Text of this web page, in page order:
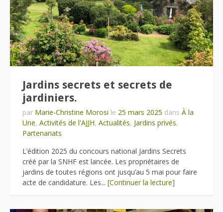
Jardins secrets et secrets de
jardiniers.
par Marie-Christine Morosi le 25 mars 2025 dans À la
Une, Activités de l'AJJH, Actualités, Jardins privés,
Partenariats
L’édition 2025 du concours national Jardins Secrets
créé par la SNHF est lancée. Les propriétaires de
jardins de toutes régions ont jusqu’au 5 mai pour faire
acte de candidature. Les... [Continuer la lecture]